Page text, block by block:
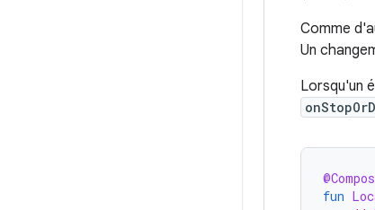
Comme
Un
Lorsqu'un
fun